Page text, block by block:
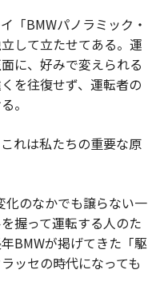
「BMWパノラミック・
して立たせてある。運
に、好みで変えられる
を往復せず、運転者の
。
れは私たちの重要な原
化のなかでも譲らない一
握って運転する人のた
BMWが掲げてきた「駆
ッセの時代になっても